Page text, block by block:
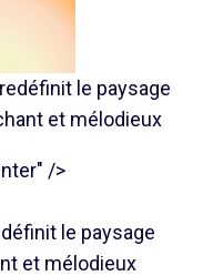
le paysage
et mélodieux
/>
le paysage
et mélodieux